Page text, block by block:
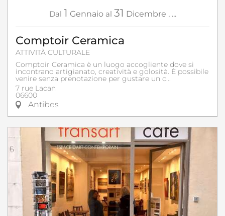
Dal 1 Gennaio al 31 Dicembre , ...
Comptoir Ceramica
ATTIVITÀ CULTURALE
Comptoir Ceramica è un luogo accogliente dove si
incontrano artigianato, creatività e golosità. È possibile
venire senza prenotazione per gustare un c...
7 rue Lacan
06600
Antibes